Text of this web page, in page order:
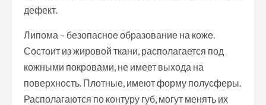
дефект.
Липома – безопасное образование на коже.
Состоит из жировой ткани, располагается под
кожными покровами, не имеет выхода на
поверхность. Плотные, имеют форму полусферы.
Располагаются по контуру губ, могут менять их